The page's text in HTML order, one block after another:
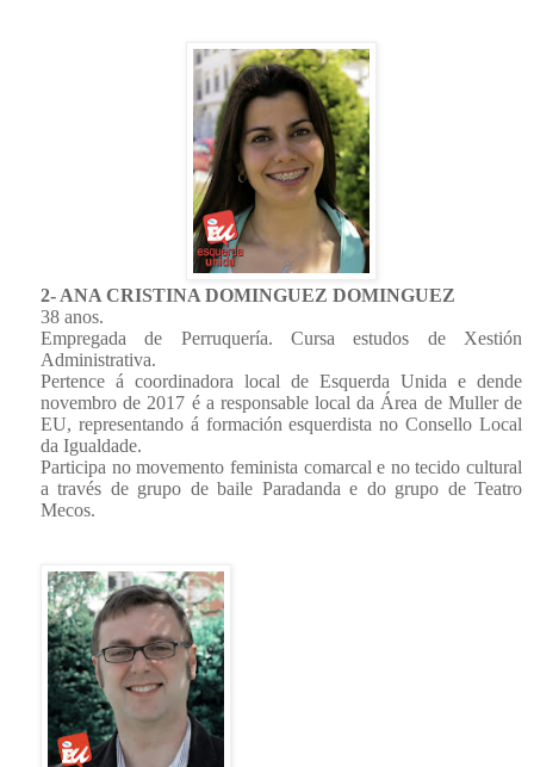
2- ANA CRISTINA DOMINGUEZ DOMINGUEZ
38 anos.
Empregada de Perruquería. Cursa estudos de Xestión
Administrativa.
Pertence á coordinadora local de Esquerda Unida e dende
novembro de 2017 é a responsable local da Área de Muller de
EU, representando á formación esquerdista no Consello Local
da Igualdade.
Participa no movemento feminista comarcal e no tecido cultural
a través de grupo de baile Paradanda e do grupo de Teatro
Mecos.